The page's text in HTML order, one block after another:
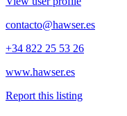
contacto@hawser.es
+34 822 25 53 26
www.hawser.es
Report this listing